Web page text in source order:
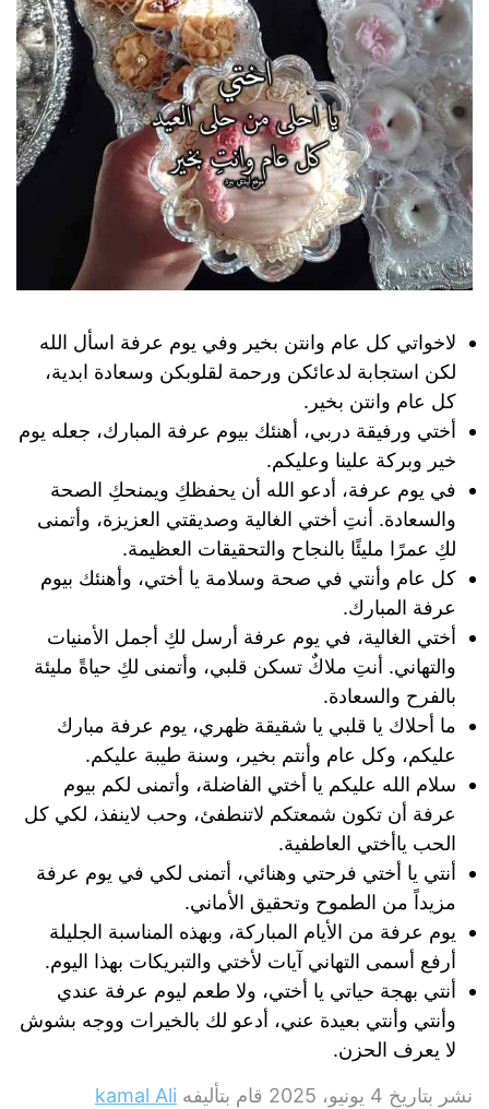
لاخواتي كل عام وانتن بخير وفي يوم عرفة اسأل الله
لكن استجابة لدعائكن ورحمة لقلوبكن وسعادة ابدية،
كل عام وانتن بخير.
أختي ورفيقة دربي، أهنئك بيوم عرفة المبارك، جعله يوم
خير وبركة علينا وعليكم.
في يوم عرفة، أدعو الله أن يحفظكِ ويمنحكِ الصحة
والسعادة. أنتِ أختي الغالية وصديقتي العزيزة، وأتمنى
لكِ عمرًا مليئًا بالنجاح والتحقيقات العظيمة.
كل عام وأنتي في صحة وسلامة يا أختي، وأهنئك بيوم
عرفة المبارك.
أختي الغالية، في يوم عرفة أرسل لكِ أجمل الأمنيات
والتهاني. أنتِ ملاكٌ تسكن قلبي، وأتمنى لكِ حياةً مليئة
بالفرح والسعادة.
ما أحلاك يا قلبي يا شقيقة ظهري، يوم عرفة مبارك
عليكم، وكل عام وأنتم بخير، وسنة طيبة عليكم.
سلام الله عليكم يا أختي الفاضلة، وأتمنى لكم بيوم
عرفة أن تكون شمعتكم لاتنطفئ، وحب لاينفذ، لكي كل
الحب ياأختي العاطفية.
أنتي يا أختي فرحتي وهنائي، أتمنى لكي في يوم عرفة
مزيداً من الطموح وتحقيق الأماني.
يوم عرفة من الأيام المباركة، وبهذه المناسبة الجليلة
أرفع أسمى التهاني آيات لأختي والتبريكات بهذا اليوم.
أنتي بهجة حياتي يا أختي، ولا طعم ليوم عرفة عندي
وأنتي وأنتي بعيدة عني، أدعو لك بالخيرات ووجه بشوش
لا يعرف الحزن.
نشر بتاريخ 4 يونيو، 2025 قام بتأليفه kamal Ali